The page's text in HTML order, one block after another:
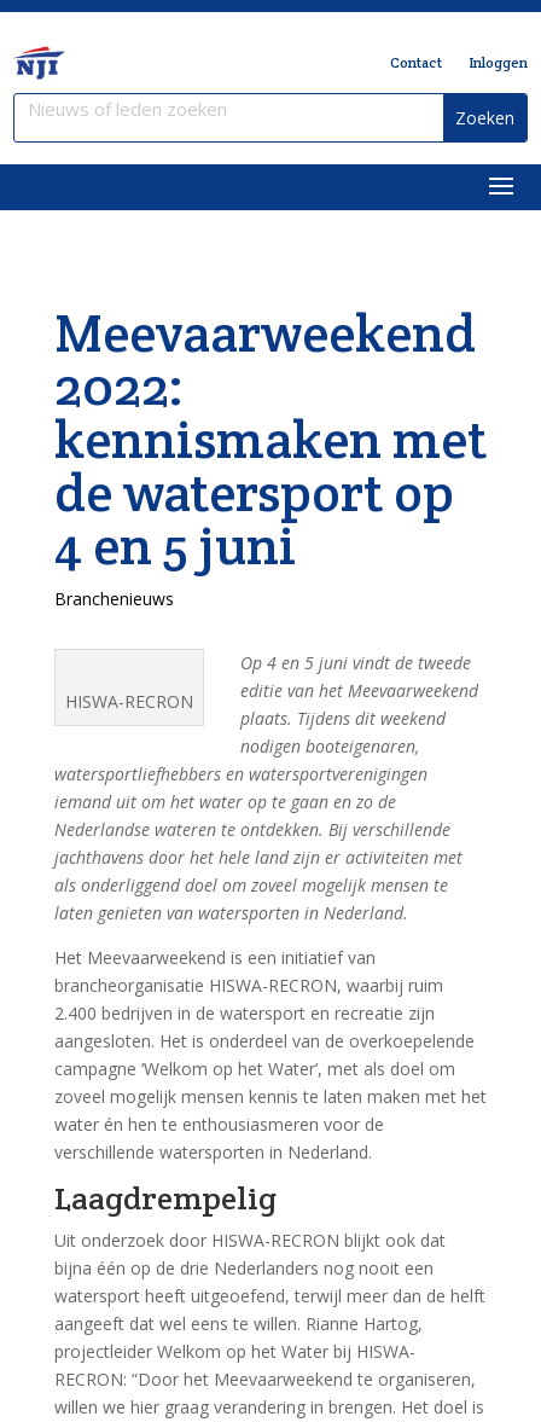
Contact Inloggen
Meevaarweekend
2022:
kennismaken met
de watersport op
4 en 5 juni
Branchenieuws
HISWA-RECRON
Op 4 en 5 juni vindt de tweede
editie van het Meevaarweekend
plaats. Tijdens dit weekend
nodigen booteigenaren,
watersportliefhebbers en watersportverenigingen
iemand uit om het water op te gaan en zo de
Nederlandse wateren te ontdekken. Bij verschillende
jachthavens door het hele land zijn er activiteiten met
als onderliggend doel om zoveel mogelijk mensen te
laten genieten van watersporten in Nederland.
Het Meevaarweekend is een initiatief van
brancheorganisatie HISWA-RECRON, waarbij ruim
2.400 bedrijven in de watersport en recreatie zijn
aangesloten. Het is onderdeel van de overkoepelende
campagne ‘Welkom op het Water’, met als doel om
zoveel mogelijk mensen kennis te laten maken met het
water én hen te enthousiasmeren voor de
verschillende watersporten in Nederland.
Laagdrempelig
Uit onderzoek door HISWA-RECRON blijkt ook dat
bijna één op de drie Nederlanders nog nooit een
watersport heeft uitgeoefend, terwijl meer dan de helft
aangeeft dat wel eens te willen. Rianne Hartog,
projectleider Welkom op het Water bij HISWA-
RECRON: “Door het Meevaarweekend te organiseren,
willen we hier graag verandering in brengen. Het doel is